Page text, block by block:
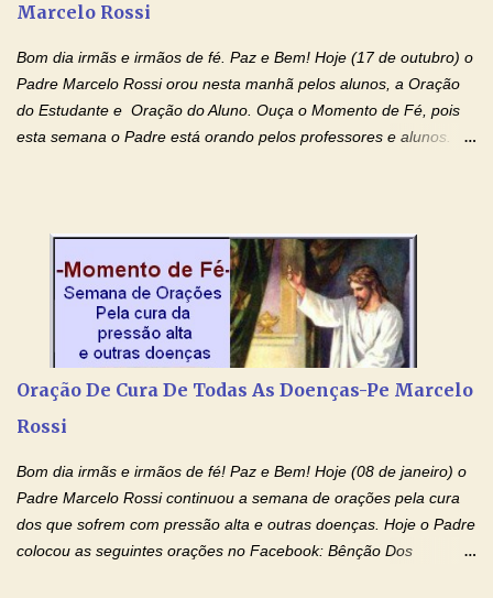
genealógica. Que o Sangue de Jesus, purificador e vivificante,
Marcelo Rossi
Bom dia irmãs e irmãos de fé. Paz e Bem! Hoje (17 de outubro) o
Padre Marcelo Rossi orou nesta manhã pelos alunos, a Oração
do Estudante e Oração do Aluno. Ouça o Momento de Fé, pois
esta semana o Padre está orando pelos professores e alunos.
intelectualmente e espiritualmente para o dia da prova. Confie no
amor Ágape de Jesus e no amor materno de Nossa Senhora.
Fique com a paz de Jesus e o amor de Maria! Adriana-Devoção e
Fé Oração do Estudante I Senhor, eu sou estudante, e por sinal,
inteligente. Prova isto é o fato de eu estar aqui, conversando com
de estudar. Mas, como o Senhor sabe, a vida de estudante nem
sempre é fácil. A rotina cansa e o aprender exige uma série de
Oração De Cura De Todas As Doenças-Pe Marcelo
Rossi
Bom dia irmãs e irmãos de fé! Paz e Bem! Hoje (08 de janeiro) o
Padre Marcelo Rossi continuou a semana de orações pela cura
dos que sofrem com pressão alta e outras doenças. Hoje o Padre
colocou as seguintes orações no Facebook: Bênção Dos